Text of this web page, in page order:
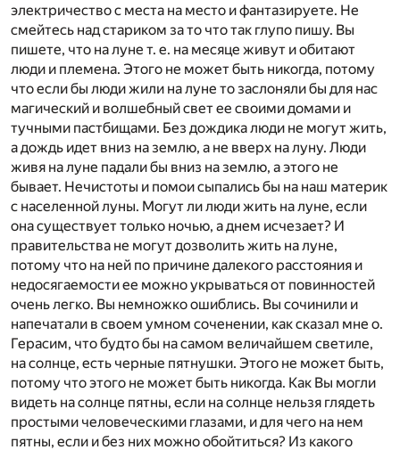
электричество с места на место и фантазируете. Не
смейтесь над стариком за то что так глупо пишу. Вы
пишете, что на луне т. е. на месяце живут и обитают
люди и племена. Этого не может быть никогда, потому
что если бы люди жили на луне то заслоняли бы для нас
магический и волшебный свет ее своими домами и
тучными пастбищами. Без дождика люди не могут жить,
а дождь идет вниз на землю, а не вверх на луну. Люди
живя на луне падали бы вниз на землю, а этого не
бывает. Нечистоты и помои сыпались бы на наш материк
с населенной луны. Могут ли люди жить на луне, если
она существует только ночью, а днем исчезает? И
правительства не могут дозволить жить на луне,
потому что на ней по причине далекого расстояния и
недосягаемости ее можно укрываться от повинностей
очень легко. Вы немножко ошиблись. Вы сочинили и
напечатали в своем умном соченении, как сказал мне о.
Герасим, что будто бы на самом величайшем светиле,
на солнце, есть черные пятнушки. Этого не может быть,
потому что этого не может быть никогда. Как Вы могли
видеть на солнце пятны, если на солнце нельзя глядеть
простыми человеческими глазами, и для чего на нем
пятны, если и без них можно обойтиться? Из какого